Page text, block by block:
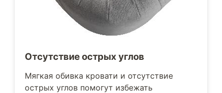
Отсутствие острых углов
Мягкая обивка кровати и отсутствие
острых углов помогут избежать